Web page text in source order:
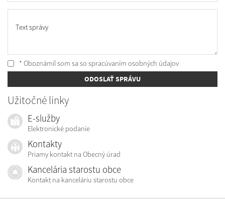
Text správy
* Oboznámil som sa so spracúvaním osobných údajov
ODOSLAŤ SPRÁVU
Užitočné linky
E-služby
Elektronické podanie
Kontakty
Priamy kontakt na Obecný úrad
Kancelária starostu obce
Kontakt na kanceláriu starostu obce